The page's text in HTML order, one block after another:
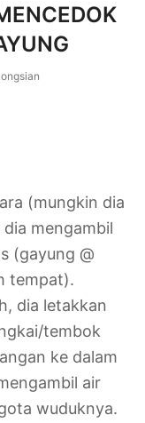
(mungkin dia
mengambil
(gayung @
tempat).
dia letakkan
tembok
ke dalam
air
wuduknya.